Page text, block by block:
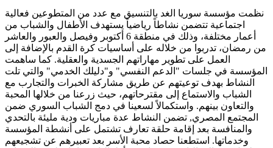
نظمت مؤسسة سوريا الغد بالتنسيق مع عدد من المتطوعين فعالية
اجتماعية تتضمن نشاطاً رياضياً يستهدف الأطفال والشباب من
أعمار مختلفة، وذلك في منطقة 6 أكتوبر وفيصل والعبور والعاشر
من رمضان، تدربوا من خلاله على أساسيات كرة القدم بالإضافة إلى
العمل على تطوير مهاراتهم الجسدية والعقلية. كما ساهمت
المؤسسة في جلسات "الدعم النفسي" و"دليلك الخدمي" والتي تلت
النشاط بهدف توعيتهم عن طريق مشاركة الخبرات والتجارب مع
الشباب والاستماع إلى مقترحاتهم، حيث زرعنا من خلالها المحبة
والتعاون بينهم. واستكمالاً لسعينا في دمج الشباب السوري ضمن
المجتمع المصري, تضمن النشاط عدة مباريات ودية مليئة بالتحدي
والمنافسة بعد إقامة حلقة تعارف تشتمل على أنشطة المؤسسة
وخدماتها. استطعنا حصاد محبة الأسر بعد تعبيرهم عن تشجيعهم